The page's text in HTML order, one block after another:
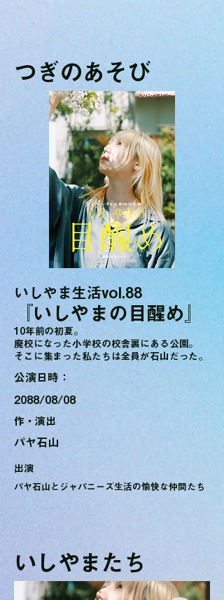
つぎのあそび
​いしやま生活vol.88
​『いしやまの目醒め』
10年前の初夏。
廃校になった小学校の校舎裏にある公園。
そこに集まった私たちは全員が石山だった。
​公演日時：
2088/08/08
​作・演出
パヤ石山
出演
パヤ石山とジャパニーズ生活の愉快な仲間たち
​いしやまたち